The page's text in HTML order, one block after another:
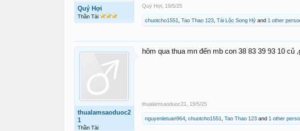
Quý Hợi
Thần Tài
Quý Hợi 19/5/25
chuotcho1551 Tao Thao 123 Tài Lộc Song Hỷ and 1 other
thualamsaoduoc2
1
Thần Tài
hôm qua thua mn đến mb con 38 83 39 93 10
thualamsaoduoc21 19/5/25
nguyenletuan964 chuotcho1551 Tao Thao 123 and 1 other